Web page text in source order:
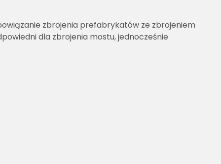
zbrojenia prefabrykatów ze zbrojeniem
dla zbrojenia mostu, jednocześnie